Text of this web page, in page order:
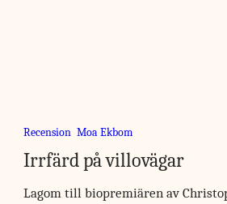
Recension Moa Ekbom
Irrfärd på villovägar
Lagom till biopremiären av